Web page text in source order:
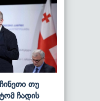
Თუ
Ჩადის